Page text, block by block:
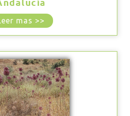
mas >>